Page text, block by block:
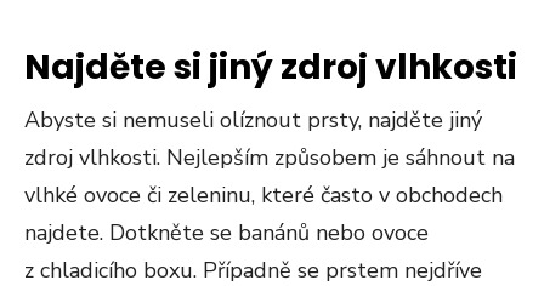
Najděte si jiný zdroj vlhkosti
Abyste si nemuseli olíznout prsty, najděte jiný
zdroj vlhkosti. Nejlepším způsobem je sáhnout na
vlhké ovoce či zeleninu, které často v obchodech
najdete. Dotkněte se banánů nebo ovoce
z chladicího boxu. Případně se prstem nejdříve